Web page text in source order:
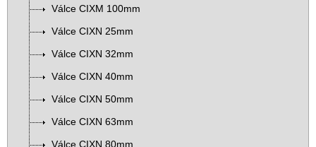
Válce CIXM 100mm
Válce CIXN 25mm
Válce CIXN 32mm
Válce CIXN 40mm
Válce CIXN 50mm
Válce CIXN 63mm
Válce CIXN 80mm